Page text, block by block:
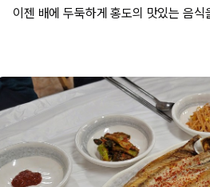
이젠 배에 두둑하게 홍도의 맛있는 음식